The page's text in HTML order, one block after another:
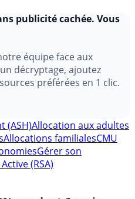
équipe face aux
décryptage, ajoutez
préférées en 1 clic.
(ASH)Allocation aux adultes
Allocations familiales